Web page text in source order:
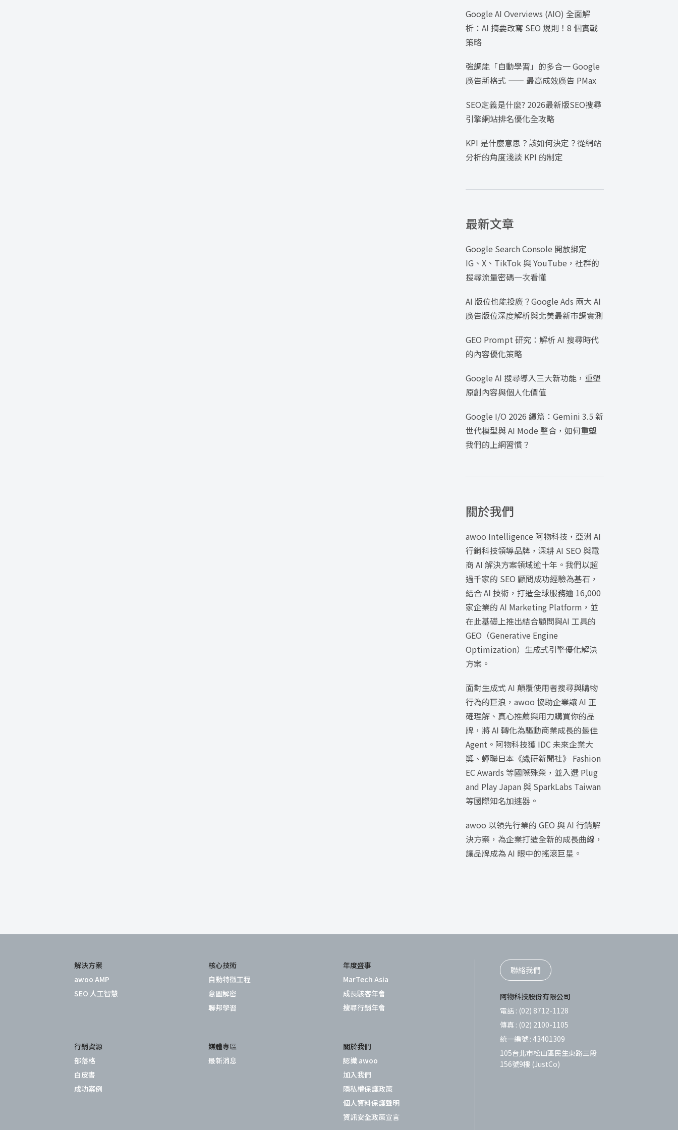
Google AI Overviews (AIO) 全面解
析：AI 摘要改寫 SEO 規則！8 個實戰
策略
強調能「自動學習」的多合一 Google
廣告新格式 —— 最高成效廣告 PMax
SEO定義是什麼? 2026最新版SEO搜尋
引擎網站排名優化全攻略
KPI 是什麼意思？該如何決定？從網站
分析的角度淺談 KPI 的制定
最新文章
Google Search Console 開放綁定
IG、X、TikTok 與 YouTube，社群的
搜尋流量密碼一次看懂
AI 版位也能投廣？Google Ads 兩大 AI
廣告版位深度解析與北美最新市調實測
GEO Prompt 研究：解析 AI 搜尋時代
的內容優化策略
Google AI 搜尋導入三大新功能，重塑
原創內容與個人化價值
Google I/O 2026 續篇：Gemini 3.5 新
世代模型與 AI Mode 整合，如何重塑
我們的上網習慣？
關於我們
awoo Intelligence 阿物科技，亞洲 AI
行銷科技領導品牌，深耕 AI SEO 與電
商 AI 解決方案領域逾十年。我們以超
過千家的 SEO 顧問成功經驗為基石，
結合 AI 技術，打造全球服務逾 16,000
家企業的 AI Marketing Platform，並
在此基礎上推出結合顧問與AI 工具的
GEO（Generative Engine
Optimization）生成式引擎優化解決
方案。
面對生成式 AI 顛覆使用者搜尋與購物
行為的巨浪，awoo 協助企業讓 AI 正
確理解、真心推薦與用力購買你的品
牌，將 AI 轉化為驅動商業成長的最佳
Agent。阿物科技獲 IDC 未來企業大
獎、蟬聯日本《繊研新聞社》 Fashion
EC Awards 等國際殊榮，並入選 Plug
and Play Japan 與 SparkLabs Taiwan
等國際知名加速器。
awoo 以領先行業的 GEO 與 AI 行銷解
決方案，為企業打造全新的成長曲線，
讓品牌成為 AI 眼中的搖滾巨星。
解決方案
awoo AMP
SEO 人工智慧
核心技術
自動特徵工程
意圖解密
聯邦學習
年度盛事
MarTech Asia
成長駭客年會
搜尋行銷年會
行銷資源
部落格
白皮書
成功案例
媒體專區
最新消息
關於我們
認識 awoo
加入我們
隱私權保護政策
個人資料保護聲明
資訊安全政策宣言
聯絡我們
阿物科技股份有限公司
電話 : (02) 8712-1128
傳真 : (02) 2100-1105
統一編號 : 43401309
105台北市松山區民生東路三段
156號9樓 (JustCo)